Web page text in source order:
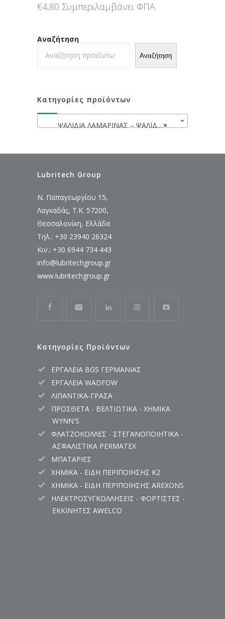
€4,80 Συμπεριλαμβάνει ΦΠΑ
Αναζήτηση
Αναζήτηση
Κατηγορίες προϊόντων
×
ΨΑΛΙΔΙΑ ΛΑΜΑΡΙΝΑΣ – ΨΑΛΙΔΙΑ ΓΕΝΙΚΗΣ ΧΡΗΣΗΣ
Lubritech Group
Ν. Παπαγεωργίου 15,
Λαγκαδάς, Τ.Κ. 57200,
Θεσσαλονίκη, Ελλάδα
Τηλ.: +30 23940 26324
Κιν.: +30 6944 734 443
info@lubritechgroup.gr
www.lubritechgroup.gr
Κατηγορίες Προϊόντων
ΕΡΓΑΛΕΙΑ BGS ΓΕΡΜΑΝΙΑΣ
ΕΡΓΑΛΕΙΑ WADFOW
ΛΙΠΑΝΤΙΚΑ-ΓΡΑΣΑ
ΠΡΟΣΘΕΤΑ - ΒΕΛΤΙΩΤΙΚΑ - ΧΗΜΙΚΑ
WYNN'S
ΦΛΑΤΖΟΚΟΛΛΕΣ - ΣΤΕΓΑΝΟΠΟΙΗΤΙΚΑ -
ΑΣΦΑΛΙΣΤΙΚΑ PERMATEX
ΜΠΑΤΑΡΙΕΣ
ΧΗΜΙΚΑ - ΕΙΔΗ ΠΕΡΙΠΟΙΗΣΗΣ K2
ΧΗΜΙΚΑ - ΕΙΔΗ ΠΕΡΙΠΟΙΗΣΗΣ AREXONS
ΗΛΕΚΤΡΟΣΥΓΚΟΛΛΗΣΕΙΣ - ΦΟΡΤΙΣΤΕΣ -
ΕΚΚΙΝΗΤΕΣ AWELCO